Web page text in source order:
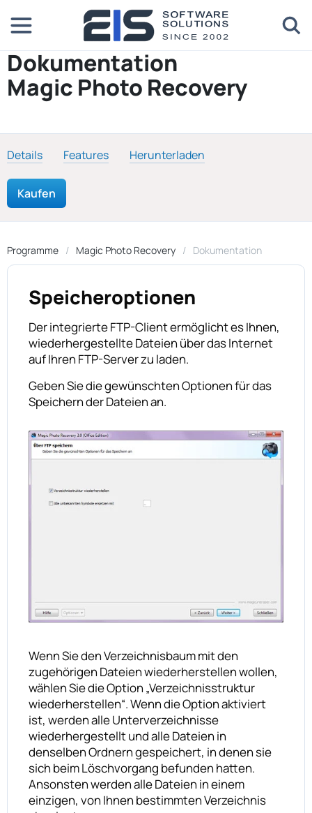
Dokumentation
Magic Photo Recovery
Details Features Herunterladen
Kaufen
Programme Magic Photo Recovery Dokumentation
Speicheroptionen
Der integrierte FTP-Client ermöglicht es Ihnen,
wiederhergestellte Dateien über das Internet
auf Ihren FTP-Server zu laden.
Geben Sie die gewünschten Optionen für das
Speichern der Dateien an.
Wenn Sie den Verzeichnisbaum mit den
zugehörigen Dateien wiederherstellen wollen,
wählen Sie die Option „Verzeichnisstruktur
wiederherstellen“. Wenn die Option aktiviert
ist, werden alle Unterverzeichnisse
wiederhergestellt und alle Dateien in
denselben Ordnern gespeichert, in denen sie
sich beim Löschvorgang befunden hatten.
Ansonsten werden alle Dateien in einem
einzigen, von Ihnen bestimmten Verzeichnis